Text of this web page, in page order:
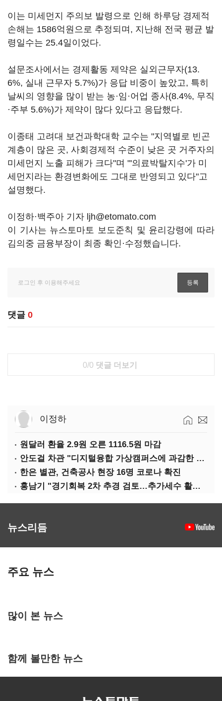
이는 미세먼지 주의보 발령으로 인해 하루당 경제적
손해는 1586억원으로 추정되며, 지난해 전국 평균 발
령일수는 25.4일이었다.
설문조사에서는 경제활동 제약은 실외근무자(13.
6%, 실내 근무자 5.7%)가 응답 비중이 높았고, 특히
날씨의 영향을 많이 받는 농·임·어업 종사(8.4%, 무직
·주부 5.6%)가 제약이 많다 있다고 응답했다.
이종태 고려대 보건과학대학 교수는 "지역별로 빈곤
계층이 많은 곳, 사회경제적 수준이 낮은 곳 거주자의
미세먼지 노출 피해가 크다"며 "'의료박탈지수'가 미
세먼지라는 환경변화에도 그대로 반영되고 있다"고
설명했다.
이정하·백주아 기자 ljh@etomato.com
이 기사는 뉴스토마토 보도준칙 및 윤리강령에 따라
김의중 금융부장이 최종 확인·수정했습니다.
댓글 0
0/0 댓글 더보기
이정하
원달러 환율 2.9원 오른 1116.5원 마감
안도걸 차관 "디지털융합 가상캠퍼스에 과감한 인센티브 부여"
한은 별관, 건축공사 현장 16명 코로나 확진
홍남기 "경기회복 2차 추경 검토…추가세수 활용할 것"(종합)
뉴스리듬
주요 뉴스
많이 본 뉴스
함께 볼만한 뉴스